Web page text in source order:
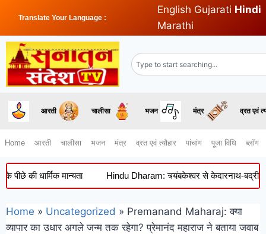
Translate Your Language :
English Gujarati Hindi
Marathi
आरती चालीसा भजन मंत्र व्रत एवं
Home आरती चालीसा भजन मंत्र व्रत एवं त्यौहार पांचांग पूजा विधि ब्लॉग
धार्मिक मान्यता Hindu Dharam: त्र्यंबकेश्वर से केदारनाथ-बद्रीनाथ तक,
Home » Uncategorized » Premanand Maharaj: क्या
व्यापार का उधार अगले जन्म तक रहेगा? प्रेमानंद महाराज ने बताया जवाब